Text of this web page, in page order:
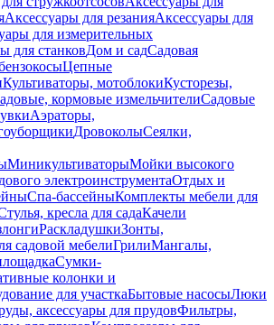
Аксессуары для резанияАксессуары для
для измерительных
для станковДом и садСадовая
Цепные
Культиваторы, мотоблокиКусторезы,
кормовые измельчителиСадовые
Аэраторы,
ДровоколыСеялки,
МиникультиваторыМойки высокого
электроинструментаОтдых и
Спа-бассейныКомплекты мебели для
кресла для садаКачели
РаскладушкиЗонты,
садовой мебелиГрилиМангалы,
Сумки-
колонки и
для участкаБытовые насосыЛюки
аксессуары для прудовФильтры,